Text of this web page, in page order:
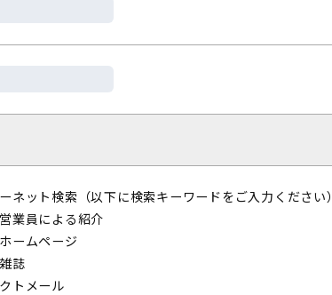
ネット検索（以下に検索キーワードをご入力ください）
業員による紹介
ームページ
誌
トメール